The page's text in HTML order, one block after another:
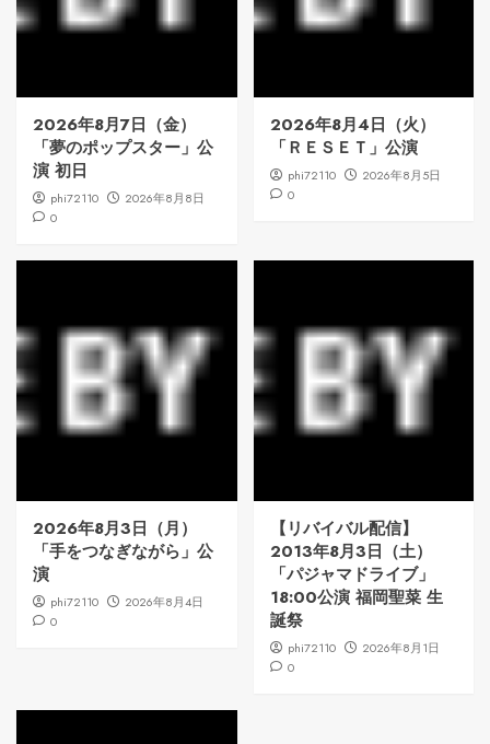
2026年8月7日（金）
「夢のポップスター」公
演 初日
phi72110
2026年8月8日
0
2026年8月4日（火）
「ＲＥＳＥＴ」公演
phi72110
2026年8月5日
0
2026年8月3日（月）
「手をつなぎながら」公
演
phi72110
2026年8月4日
0
【リバイバル配信】
2013年8月3日（土）
「パジャマドライブ」
18:00公演 福岡聖菜 生
誕祭
phi72110
2026年8月1日
0